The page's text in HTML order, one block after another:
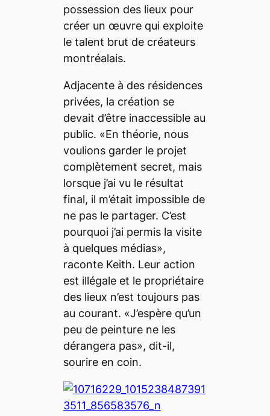
possession des lieux pour
créer un œuvre qui exploite
le talent brut de créateurs
montréalais.
Adjacente à des résidences
privées, la création se
devait d’être inaccessible au
public. «En théorie, nous
voulions garder le projet
complètement secret, mais
lorsque j’ai vu le résultat
final, il m’était impossible de
ne pas le partager. C’est
pourquoi j’ai permis la visite
à quelques médias»,
raconte Keith. Leur action
est illégale et le propriétaire
des lieux n’est toujours pas
au courant. «J’espère qu’un
peu de peinture ne les
dérangera pas», dit-il,
sourire en coin.